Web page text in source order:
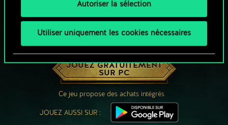
Autoriser la sélection
Utiliser uniquement les cookies nécessaires
UNE PETITE PARTIE DE GWENT ?
JOUEZ GRATUITEMENT
SUR PC
Ce jeu propose des achats intégrés
JOUEZ AUSSI SUR :